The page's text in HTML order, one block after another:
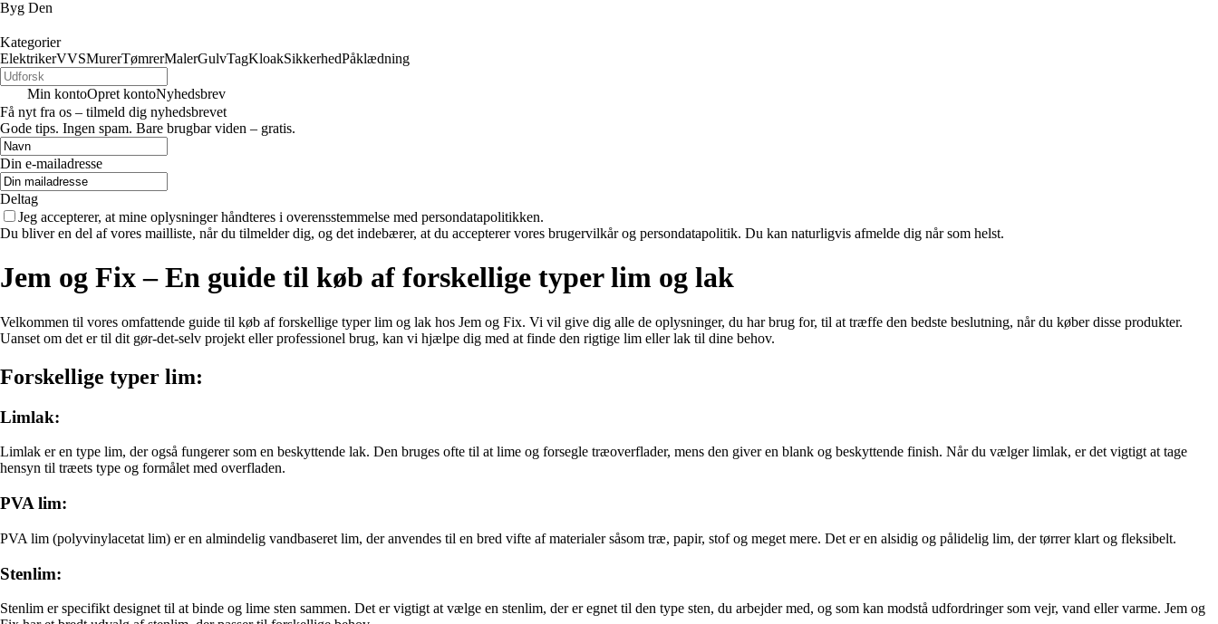
Byg Den
Kategorier
ElektrikerVVSMurerTømrerMalerGulvTagKloakSikkerhedPåklædning
Min kontoOpret kontoNyhedsbrev
Få nyt fra os – tilmeld dig nyhedsbrevet
Gode tips. Ingen spam. Bare brugbar viden – gratis.
Din e-mailadresse
Deltag
Jeg accepterer, at mine oplysninger håndteres i overensstemmelse med persondatapolitikken.
Du bliver en del af vores mailliste, når du tilmelder dig, og det indebærer, at du accepterer vores brugervilkår og persondatapolitik. Du kan naturligvis afmelde dig når som helst.
Jem og Fix – En guide til køb af forskellige typer lim og lak
Velkommen til vores omfattende guide til køb af forskellige typer lim og lak hos Jem og Fix. Vi vil give dig alle de oplysninger, du har brug for, til at træffe den bedste beslutning, når du køber disse produkter.
Uanset om det er til dit gør-det-selv projekt eller professionel brug, kan vi hjælpe dig med at finde den rigtige lim eller lak til dine behov.
Forskellige typer lim:
Limlak:
Limlak er en type lim, der også fungerer som en beskyttende lak. Den bruges ofte til at lime og forsegle træoverflader, mens den giver en blank og beskyttende finish. Når du vælger limlak, er det vigtigt at tage
hensyn til træets type og formålet med overfladen.
PVA lim:
PVA lim (polyvinylacetat lim) er en almindelig vandbaseret lim, der anvendes til en bred vifte af materialer såsom træ, papir, stof og meget mere. Det er en alsidig og pålidelig lim, der tørrer klart og fleksibelt.
Stenlim:
Stenlim er specifikt designet til at binde og lime sten sammen. Det er vigtigt at vælge en stenlim, der er egnet til den type sten, du arbejder med, og som kan modstå udfordringer som vejr, vand eller varme. Jem og